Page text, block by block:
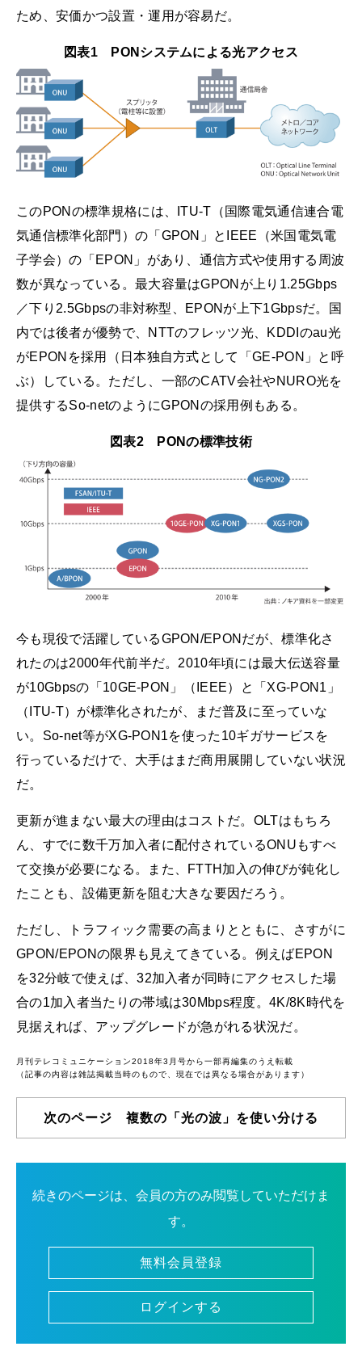
ため、安価かつ設置・運用が容易だ。
図表1 PONシステムによる光アクセス
このPONの標準規格には、ITU-T（国際電気通信連合電
気通信標準化部門）の「GPON」とIEEE（米国電気電
子学会）の「EPON」があり、通信方式や使用する周波
数が異なっている。最大容量はGPONが上り1.25Gbps
／下り2.5Gbpsの非対称型、EPONが上下1Gbpsだ。国
内では後者が優勢で、NTTのフレッツ光、KDDIのau光
がEPONを採用（日本独自方式として「GE-PON」と呼
ぶ）している。ただし、一部のCATV会社やNURO光を
提供するSo-netのようにGPONの採用例もある。
図表2 PONの標準技術
今も現役で活躍しているGPON/EPONだが、標準化さ
れたのは2000年代前半だ。2010年頃には最大伝送容量
が10Gbpsの「10GE-PON」（IEEE）と「XG-PON1」
（ITU-T）が標準化されたが、まだ普及に至っていな
い。So-net等がXG-PON1を使った10ギガサービスを
行っているだけで、大手はまだ商用展開していない状況
だ。
更新が進まない最大の理由はコストだ。OLTはもちろ
ん、すでに数千万加入者に配付されているONUもすべ
て交換が必要になる。また、FTTH加入の伸びが鈍化し
たことも、設備更新を阻む大きな要因だろう。
ただし、トラフィック需要の高まりとともに、さすがに
GPON/EPONの限界も見えてきている。例えばEPON
を32分岐で使えば、32加入者が同時にアクセスした場
合の1加入者当たりの帯域は30Mbps程度。4K/8K時代を
見据えれば、アップグレードが急がれる状況だ。
月刊テレコミュニケーション2018年3月号から一部再編集のうえ転載
（記事の内容は雑誌掲載当時のもので、現在では異なる場合があります）
次のページ 複数の「光の波」を使い分ける
続きのページは、会員の方のみ閲覧していただけま
す。
無料会員登録
ログインする